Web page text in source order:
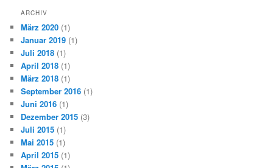
ARCHIV
März 2020 (1)
Januar 2019 (1)
Juli 2018 (1)
April 2018 (1)
März 2018 (1)
September 2016 (1)
Juni 2016 (1)
Dezember 2015 (3)
Juli 2015 (1)
Mai 2015 (1)
April 2015 (1)